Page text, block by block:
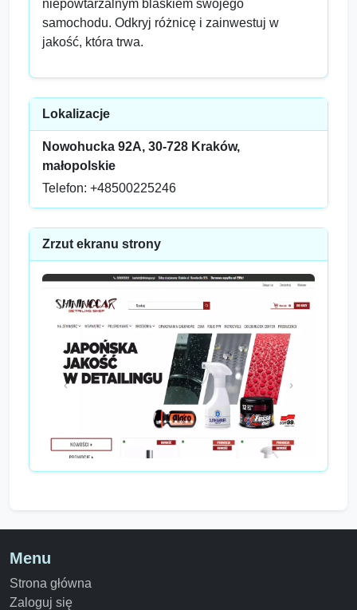
niepowtarzalnym blaskiem swojego
samochodu. Odkryj różnicę i zainwestuj w
jakość, która trwa.
Lokalizacje
Nowohucka 92A, 30-728 Kraków,
małopolskie
Telefon: +48500225246
Zrzut ekranu strony
Menu
Strona główna
Zaloguj się